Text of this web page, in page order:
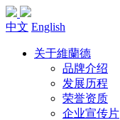
中文 English
关于維蘭德
品牌介绍
发展历程
荣誉资质
企业宣传片